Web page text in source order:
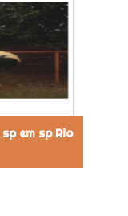
em sp Rio